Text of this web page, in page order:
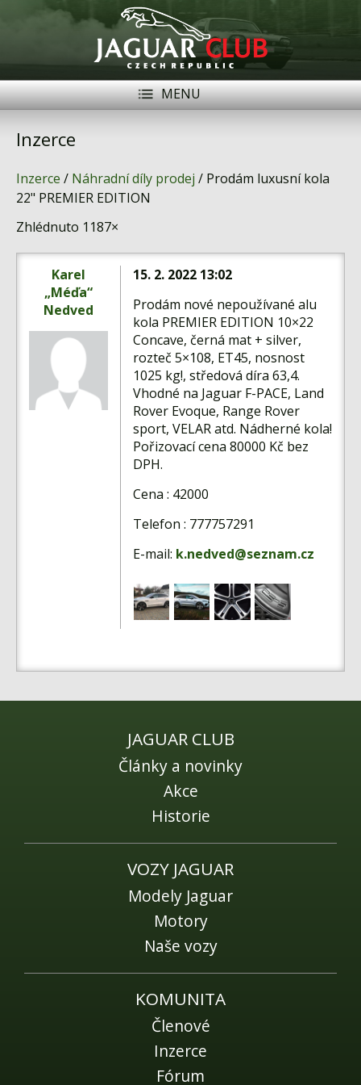
MENU
Modely Jaguar
Členové
Akce
Inzerce
Videa
Inzerce
Inzerce / Náhradní díly prodej / Prodám luxusní kola
22" PREMIER EDITION
Zhlédnuto 1187×
Karel
„Méďa“
Nedved
15. 2. 2022 13:02
Prodám nové nepoužívané alu
kola PREMIER EDITION 10×22
Concave, černá mat + silver,
rozteč 5×108, ET45, nosnost
1025 kg!, středová díra 63,4.
Vhodné na Jaguar F-PACE, Land
Rover Evoque, Range Rover
sport, VELAR atd. Nádherné kola!
Pořizovací cena 80000 Kč bez
DPH.
Cena : 42000
Telefon : 777757291
E-mail: k.nedved@seznam.cz
JAGUAR CLUB
Články a novinky
Akce
Historie
VOZY JAGUAR
Modely Jaguar
Motory
Naše vozy
KOMUNITA
Členové
Inzerce
Fórum